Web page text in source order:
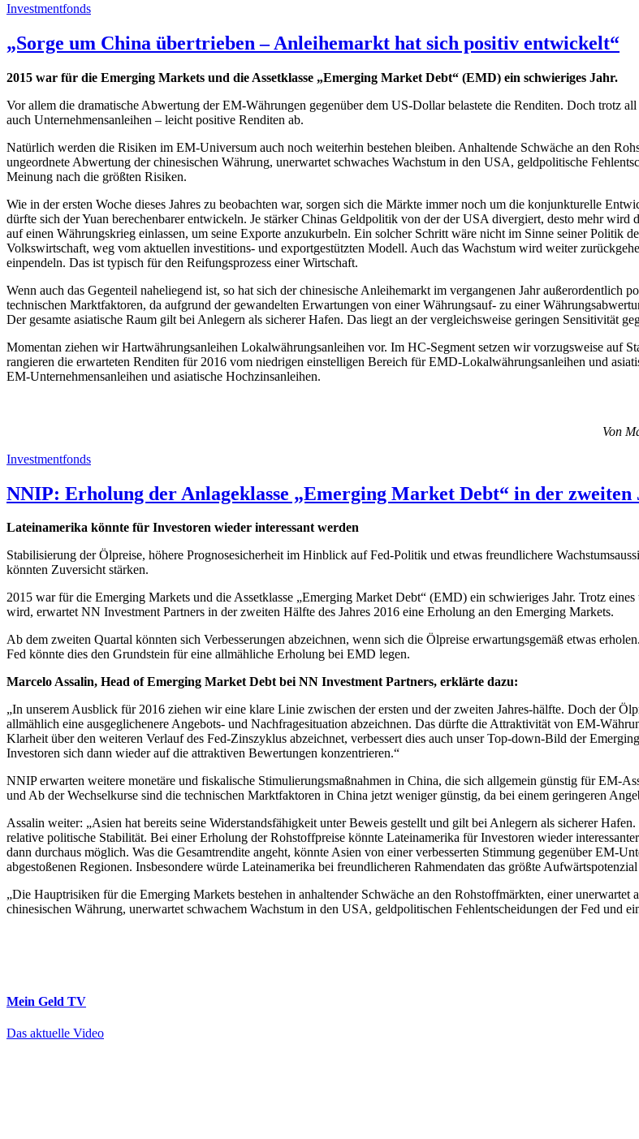
Investmentfonds
„Sorge um China übertrieben – Anleihemarkt hat sich positiv entwickelt“
2015 war für die Emerging Markets und die Assetklasse „Emerging Market Debt“ (EMD) ein schwieriges Jahr.
Vor allem die dramatische Abwertung der EM-Währungen gegenüber dem US-Dollar belastete die Renditen. Doch trotz
auch Unternehmensanleihen – leicht positive Renditen ab.
Natürlich werden die Risiken im EM-Universum auch noch weiterhin bestehen bleiben. Anhaltende Schwäche an den
ungeordnete Abwertung der chinesischen Währung, unerwartet schwaches Wachstum in den USA, geldpolitische
Meinung nach die größten Risiken.
Wie in der ersten Woche dieses Jahres zu beobachten war, sorgen sich die Märkte immer noch um die konjunkturelle
dürfte sich der Yuan berechenbarer entwickeln. Je stärker Chinas Geldpolitik von der der USA divergiert, desto mehr
auf einen Währungskrieg einlassen, um seine Exporte anzukurbeln. Ein solcher Schritt wäre nicht im Sinne seiner Politik
Volkswirtschaft, weg vom aktuellen investitions- und exportgestützten Modell. Auch das Wachstum wird weiter
einpendeln. Das ist typisch für den Reifungsprozess einer Wirtschaft.
Wenn auch das Gegenteil naheliegend ist, so hat sich der chinesische Anleihemarkt im vergangenen Jahr
technischen Marktfaktoren, da aufgrund der gewandelten Erwartungen von einer Währungsauf- zu einer
Der gesamte asiatische Raum gilt bei Anlegern als sicherer Hafen. Das liegt an der vergleichsweise geringen Sensitivität
Momentan ziehen wir Hartwährungsanleihen Lokalwährungsanleihen vor. Im HC-Segment setzen wir vorzugsweise auf
rangieren die erwarteten Renditen für 2016 vom niedrigen einstelligen Bereich für EMD-Lokalwährungsanleihen und
EM-Unternehmensanleihen und asiatische Hochzinsanleihen.
Von
Investmentfonds
NNIP: Erholung der Anlageklasse „Emerging Market Debt“ in der
Lateinamerika könnte für Investoren wieder interessant werden
Stabilisierung der Ölpreise, höhere Prognosesicherheit im Hinblick auf Fed-Politik und etwas freundlichere
könnten Zuversicht stärken.
2015 war für die Emerging Markets und die Assetklasse „Emerging Market Debt“ (EMD) ein schwieriges Jahr. Trotz
wird, erwartet NN Investment Partners in der zweiten Hälfte des Jahres 2016 eine Erholung an den Emerging Markets.
Ab dem zweiten Quartal könnten sich Verbesserungen abzeichnen, wenn sich die Ölpreise erwartungsgemäß etwas
Fed könnte dies den Grundstein für eine allmähliche Erholung bei EMD legen.
Marcelo Assalin, Head of Emerging Market Debt bei NN Investment Partners, erklärte dazu:
„In unserem Ausblick für 2016 ziehen wir eine klare Linie zwischen der ersten und der zweiten Jahres-hälfte. Doch der
allmählich eine ausgeglichenere Angebots- und Nachfragesituation abzeichnen. Das dürfte die Attraktivität von EM-
Klarheit über den weiteren Verlauf des Fed-Zinszyklus abzeichnet, verbessert dies auch unser Top-down-Bild der
Investoren sich dann wieder auf die attraktiven Bewertungen konzentrieren.“
NNIP erwarten weitere monetäre und fiskalische Stimulierungsmaßnahmen in China, die sich allgemein günstig für EM-
und Ab der Wechselkurse sind die technischen Marktfaktoren in China jetzt weniger günstig, da bei einem geringeren
Assalin weiter: „Asien hat bereits seine Widerstandsfähigkeit unter Beweis gestellt und gilt bei Anlegern als sicherer
relative politische Stabilität. Bei einer Erholung der Rohstoffpreise könnte Lateinamerika für Investoren wieder
dann durchaus möglich. Was die Gesamtrendite angeht, könnte Asien von einer verbesserten Stimmung gegenüber EM-
abgestoßenen Regionen. Insbesondere würde Lateinamerika bei freundlicheren Rahmendaten das größte
„Die Hauptrisiken für die Emerging Markets bestehen in anhaltender Schwäche an den Rohstoffmärkten, einer
chinesischen Währung, unerwartet schwachem Wachstum in den USA, geldpolitischen Fehlentscheidungen der Fed und
Mein Geld TV
Das aktuelle Video